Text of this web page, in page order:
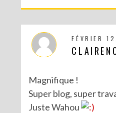
FÉVRIER
Magnifique !
Super blog, super
Juste Wahou